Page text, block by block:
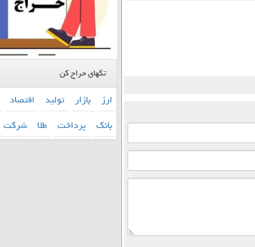
تگهای حراج کن
ارز بازار تولید اقتصاد
بانك پرداخت طلا شركت